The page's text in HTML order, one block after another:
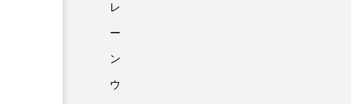
レ
ー
ン
ウ